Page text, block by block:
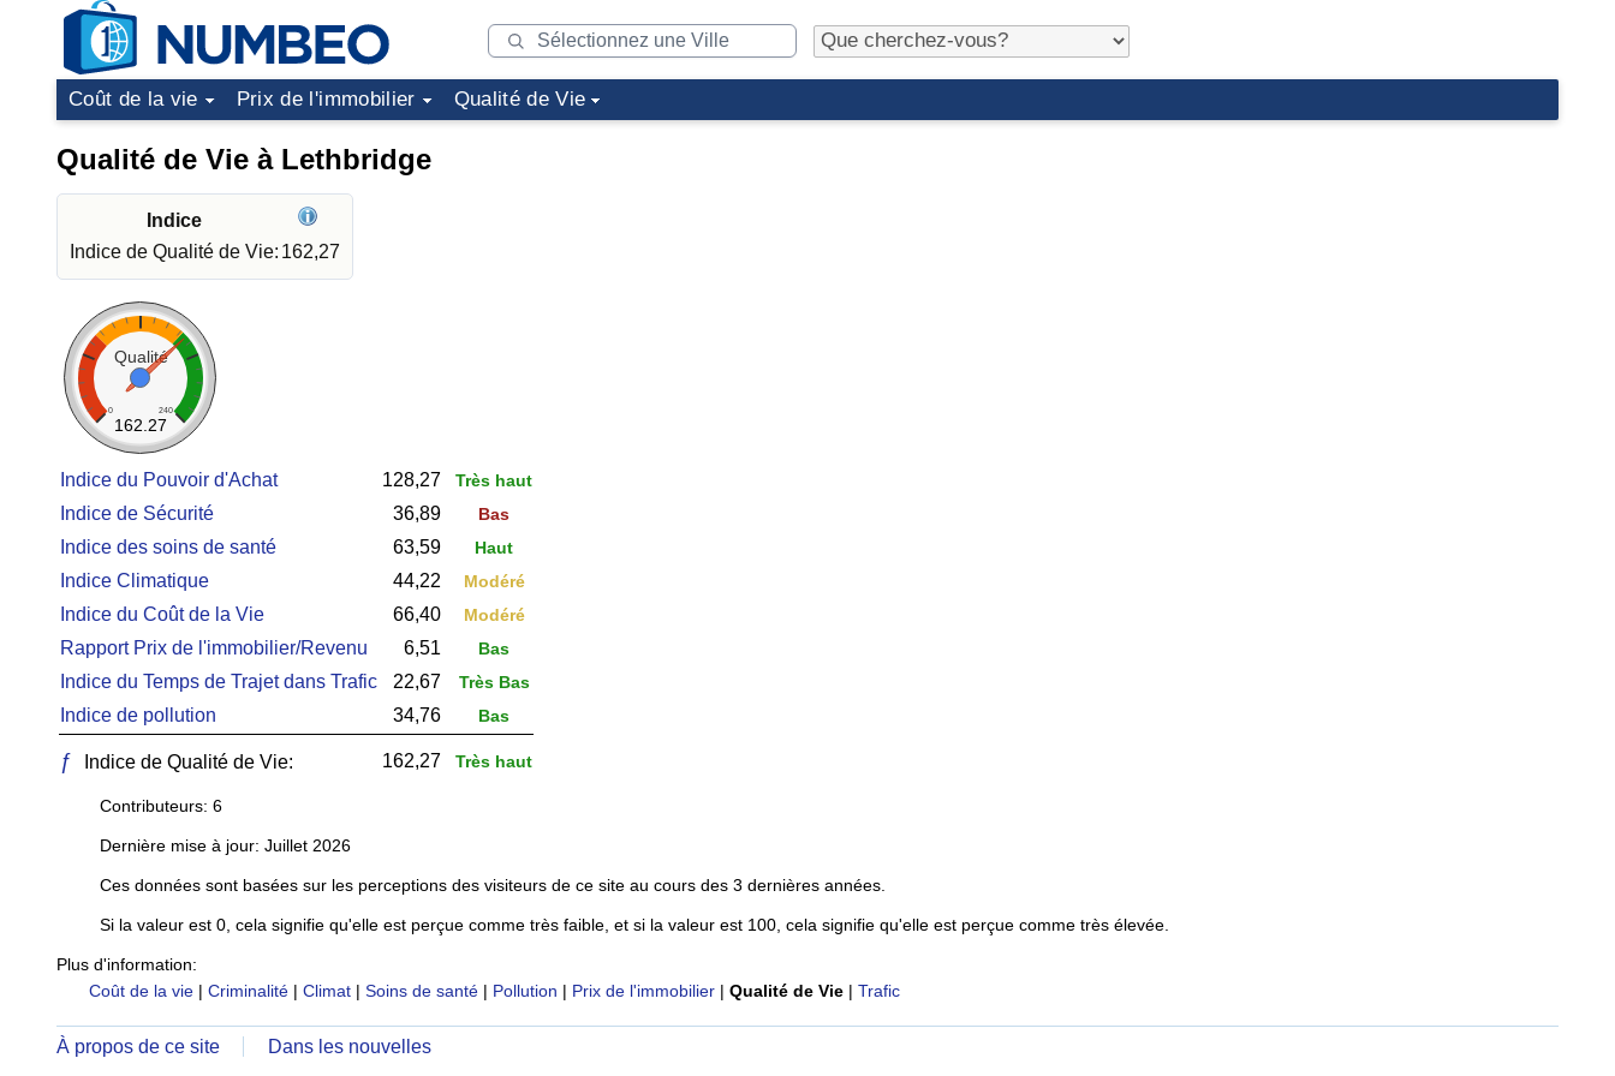
Coût de la vie Prix de l'immobilier Qualité de Vie
Qualité de Vie à Lethbridge
Indice
Indice de Qualité de Vie: 162,27
Qualité
0 240
162.27
Indice du Pouvoir d'Achat 128,27 Très haut
Indice de Sécurité 36,89 Bas
Indice des soins de santé 63,59 Haut
Indice Climatique 44,22 Modéré
Indice du Coût de la Vie 66,40 Modéré
Rapport Prix de l'immobilier/Revenu 6,51 Bas
Indice du Temps de Trajet dans Trafic 22,67 Très Bas
Indice de pollution 34,76 Bas
ƒ Indice de Qualité de Vie: 162,27 Très haut
Contributeurs: 6
Dernière mise à jour: Juillet 2026
Ces données sont basées sur les perceptions des visiteurs de ce site au cours des 3 dernières années.
Si la valeur est 0, cela signifie qu'elle est perçue comme très faible, et si la valeur est 100, cela signifie qu'elle est perçue comme très élevée.
Plus d'information:
Coût de la vie | Criminalité | Climat | Soins de santé | Pollution | Prix de l'immobilier | Qualité de Vie | Trafic
À propos de ce site Dans les nouvelles